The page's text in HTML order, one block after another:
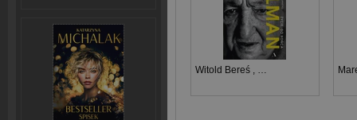
Witold Bereś